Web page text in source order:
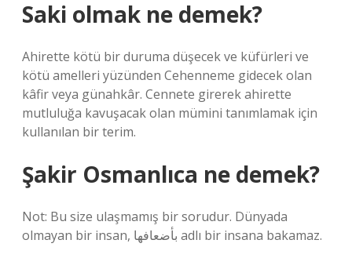
Saki olmak ne demek?
Ahirette kötü bir duruma düşecek ve küfürleri ve
kötü amelleri yüzünden Cehenneme gidecek olan
kâfir veya günahkâr. Cennete girerek ahirette
mutluluğa kavuşacak olan mümini tanımlamak için
kullanılan bir terim.
Şakir Osmanlıca ne demek?
Not: Bu size ulaşmamış bir sorudur. Dünyada
olmayan bir insan, بأضعافها adlı bir insana bakamaz.